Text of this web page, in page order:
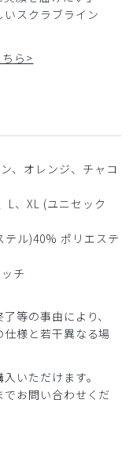
スクラブライン
ら>
、オレンジ、チャコ
L、XL (ユニセック
テル)40% ポリエステ
チ
等の事由により、
様と若干異なる場
いただけます。
お問い合わせくだ